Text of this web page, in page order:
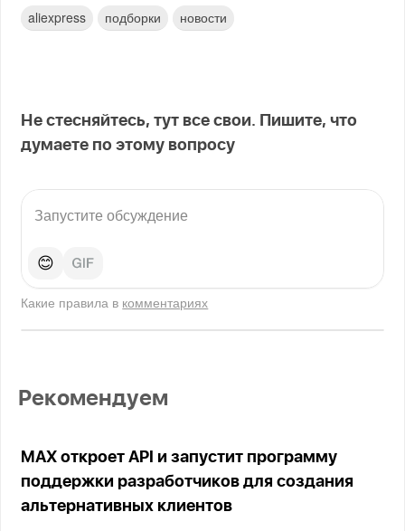
aliexpress подборки новости
Не стесняйтесь, тут все свои. Пишите, что
думаете по этому вопросу
😊
Какие правила в комментариях
Рекомендуем
MAX откроет API и запустит программу
поддержки разработчиков для создания
альтернативных клиентов